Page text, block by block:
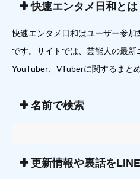
快速エンタメ日和とは
快速エンタメ日和はユーザー参加
です。サイトでは、芸能人の最新
YouTuber、VTuberに関するまと
名前で検索
更新情報や裏話を